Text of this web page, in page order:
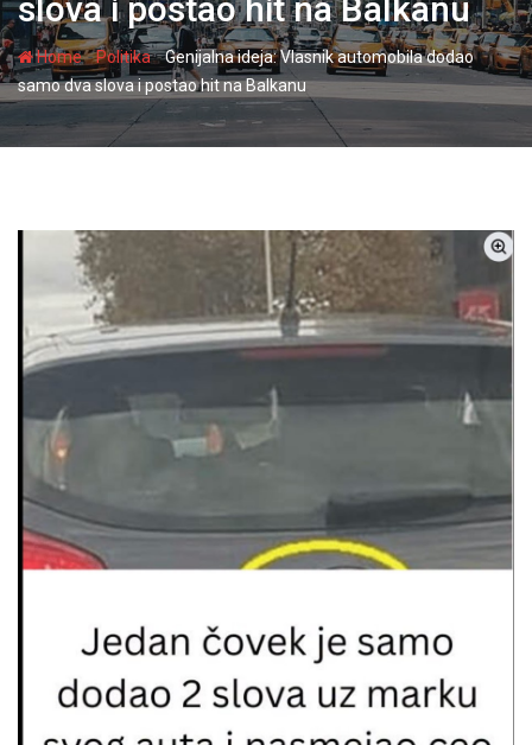
slova i postao hit na Balkanu
Home-Politika-Genijalna ideja: Vlasnik automobila dodao
samo dva slova i postao hit na Balkanu